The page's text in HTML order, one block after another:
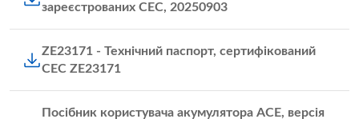
зареєстрованих CEC, 20250903
ZE23171 - Технічний паспорт, сертифікований
CEC ZE23171
Посібник користувача акумулятора ACE, версія